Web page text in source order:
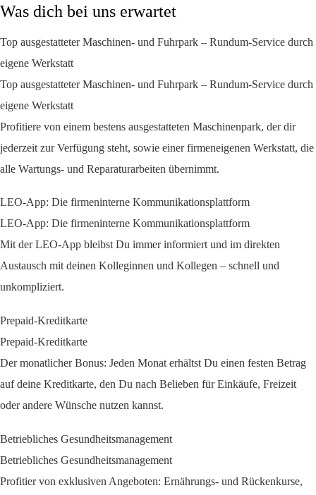
Was dich bei uns erwartet
Top ausgestatteter Maschinen- und Fuhrpark – Rundum-Service durch
eigene Werkstatt
Top ausgestatteter Maschinen- und Fuhrpark – Rundum-Service durch
eigene Werkstatt
Profitiere von einem bestens ausgestatteten Maschinenpark, der dir
jederzeit zur Verfügung steht, sowie einer firmeneigenen Werkstatt, die
alle Wartungs- und Reparaturarbeiten übernimmt.
LEO-App: Die firmeninterne Kommunikationsplattform
LEO-App: Die firmeninterne Kommunikationsplattform
Mit der LEO-App bleibst Du immer informiert und im direkten
Austausch mit deinen Kolleginnen und Kollegen – schnell und
unkompliziert.
Prepaid-Kreditkarte
Prepaid-Kreditkarte
Der monatlicher Bonus: Jeden Monat erhältst Du einen festen Betrag
auf deine Kreditkarte, den Du nach Belieben für Einkäufe, Freizeit
oder andere Wünsche nutzen kannst.
Betriebliches Gesundheitsmanagement
Betriebliches Gesundheitsmanagement
Profitier von exklusiven Angeboten: Ernährungs- und Rückenkurse,